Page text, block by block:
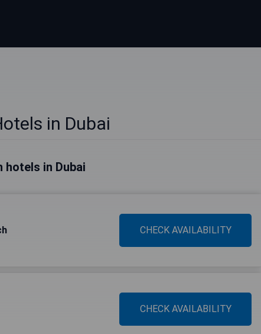
in Dubai
hotels in Dubai
CHECK AVAILABILITY
CHECK AVAILABILITY